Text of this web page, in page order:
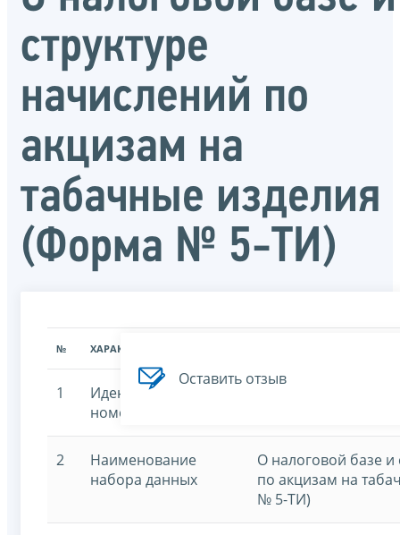
структуре
начислений по
акцизам на
табачные изделия
(Форма № 5-ТИ)
№ ХАРАКТЕРИСТИКА
1
Идентификационный
номер
2
Наименование
набора данных
О налоговой базе и
по акцизам на
№ 5-ТИ)
Оставить отзыв